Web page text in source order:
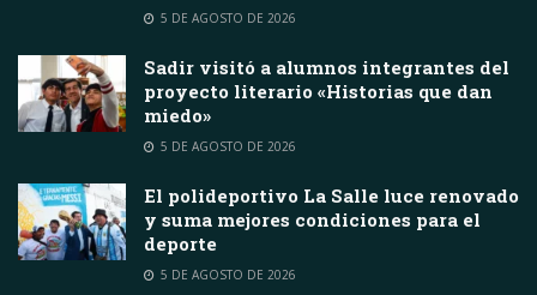
5 DE AGOSTO DE 2026
Sadir visitó a alumnos integrantes del
proyecto literario «Historias que dan
miedo»
5 DE AGOSTO DE 2026
El polideportivo La Salle luce renovado
y suma mejores condiciones para el
deporte
5 DE AGOSTO DE 2026